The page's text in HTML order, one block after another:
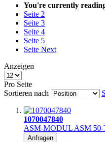
You're currently
Seite 2
Seite 3
Seite 4
Seite 5
Seite Next
Anzeigen
Pro Seite
Sortieren nach
1070047840
ASM-MODUL ASM
Anfragen